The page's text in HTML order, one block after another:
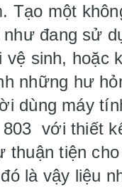
Tạo một
đang sử
sinh, hoặc
những hư
máy
với thiết
thuận tiện
là vậy liệu